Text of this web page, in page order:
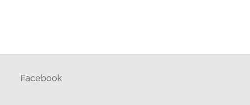
Facebook